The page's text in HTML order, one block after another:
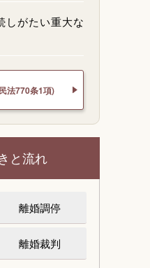
しがたい重大な
法770条1項)
と流れ
離婚調停
離婚裁判